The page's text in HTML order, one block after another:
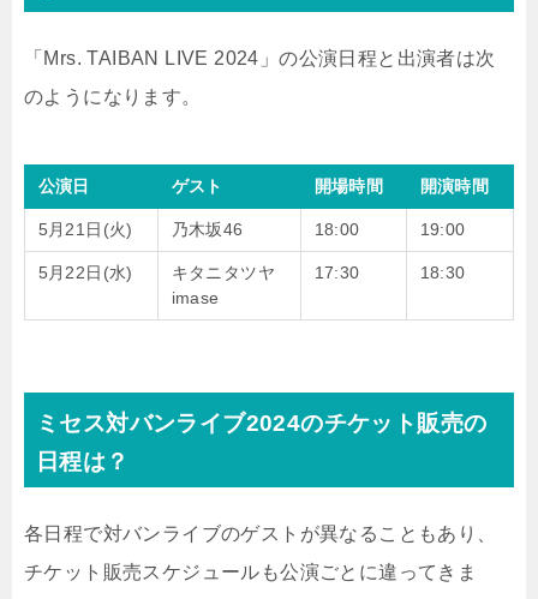
「Mrs. TAIBAN LIVE 2024」の公演日程と出演者は次
のようになります。
公演日 ゲスト 開場時間 開演時間
5月21日(火) 乃木坂46 18:00 19:00
5月22日(水)
キタニタツヤ
imase
17:30 18:30
ミセス対バンライブ2024のチケット販売の
日程は？
各日程で対バンライブのゲストが異なることもあり、
チケット販売スケジュールも公演ごとに違ってきま